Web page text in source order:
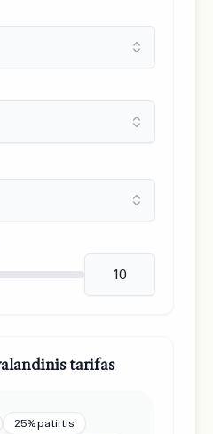
tarifas
25% patirtis